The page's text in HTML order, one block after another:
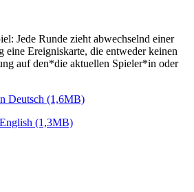
Jede Runde zieht abwechselnd einer
eine Ereigniskarte, die entweder keinen
auf den*die aktuellen Spieler*in oder
Deutsch (1,6MB)
(1,3MB)